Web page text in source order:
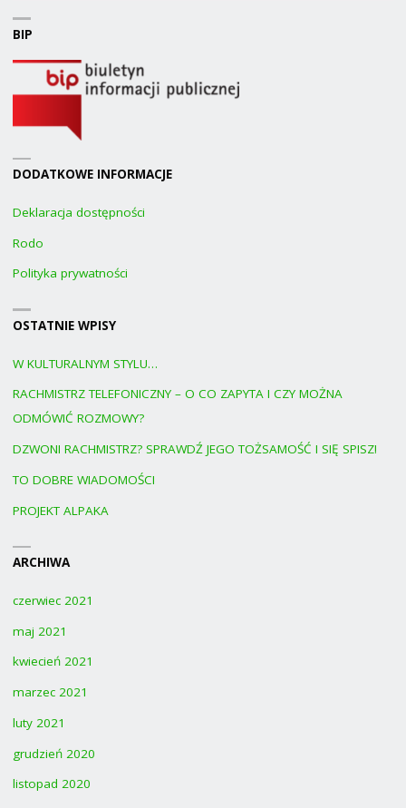
BIP
DODATKOWE INFORMACJE
Deklaracja dostępności
Rodo
Polityka prywatności
OSTATNIE WPISY
W KULTURALNYM STYLU…
RACHMISTRZ TELEFONICZNY – O CO ZAPYTA I CZY MOŻNA
ODMÓWIĆ ROZMOWY?
DZWONI RACHMISTRZ? SPRAWDŹ JEGO TOŻSAMOŚĆ I SIĘ SPISZ!
TO DOBRE WIADOMOŚCI
PROJEKT ALPAKA
ARCHIWA
czerwiec 2021
maj 2021
kwiecień 2021
marzec 2021
luty 2021
grudzień 2020
listopad 2020